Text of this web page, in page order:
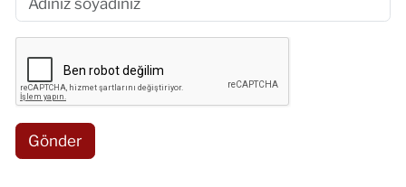
Gönder